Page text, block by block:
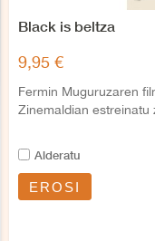
Black is beltza
9,95 €
Fermin Muguruzaren
Zinemaldian estreinatu
Alderatu
EROSI